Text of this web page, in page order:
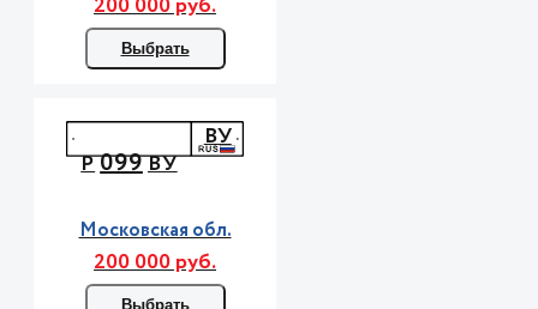
Выбрать
Р099ВУ
ВУ
Московская обл.
200 000 руб.
Выбрать